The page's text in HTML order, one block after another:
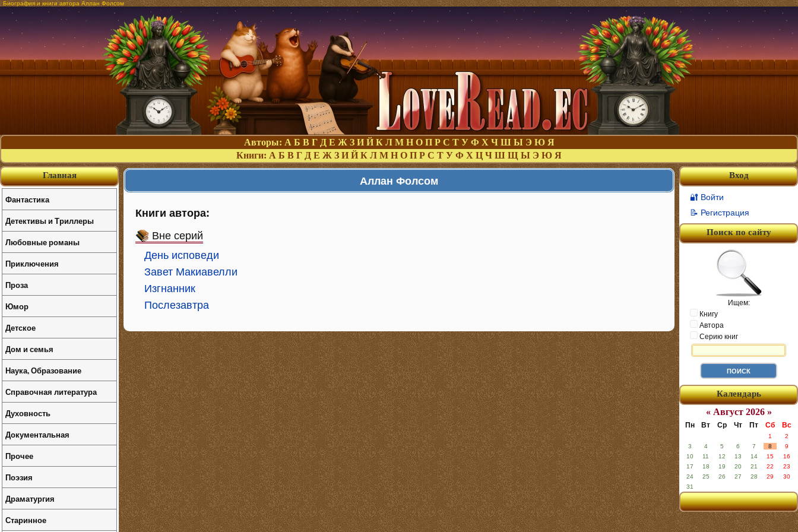
Биография и книги автора Аллан Фолсом
Авторы: А Б В Г Д Е Ж З И Й К Л М Н О П Р С Т У Ф Х Ч Ш Ы Э Ю Я
Книги: А Б В Г Д Е Ж З И Й К Л М Н О П Р С Т У Ф Х Ц Ч Ш Щ Ы Э Ю Я
Аллан Фолсом
Книги автора:
Вне серий
День исповеди
Завет Макиавелли
Изгнанник
Послезавтра
Вход
🔐 Войти
📝 Регистрация
Поиск по сайту
Ищем:
Книгу
Автора
Серию книг
Календарь
« Август 2026 »
Пн Вт Ср Чт Пт Сб Вс
1
2
3
4 5 6 7 8
9
10
11 12 13 14 15
16
17
18 19 20 21 22
23
24
25 26 27 28 29
30
31
Главная
Фантастика
Детективы и Триллеры
Любовные романы
Приключения
Проза
Юмор
Детское
Дом и семья
Наука, Образование
Справочная литература
Духовность
Документальная
Прочее
Поэзия
Драматургия
Старинное